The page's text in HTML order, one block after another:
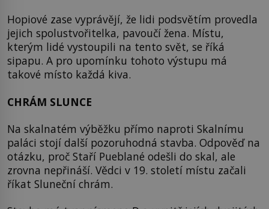
Hopiové zase vyprávějí, že lidi podsvětím provedla
jejich spolustvořitelka, pavoučí žena. Místu,
kterým lidé vystoupili na tento svět, se říká
sipapu. A pro upomínku tohoto výstupu má
takové místo každá kiva.
CHRÁM SLUNCE
Na skalnatém výběžku přímo naproti Skalnímu
paláci stojí další pozoruhodná stavba. Odpověď na
otázku, proč Staří Pueblané odešli do skal, ale
zrovna nepřináší. Vědci v 19. století místu začali
říkat Sluneční chrám.